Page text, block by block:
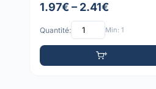
1.97€ – 2.41€
Quantité: Min: 1